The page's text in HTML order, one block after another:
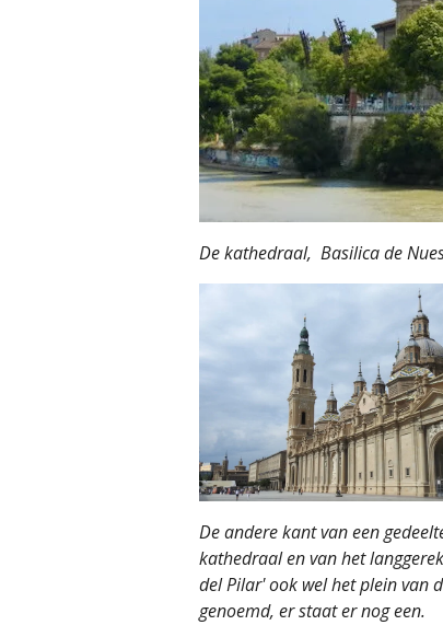
De kathedraal, Basilica de
De andere kant van een
kathedraal en van het
del Pilar' ook wel het plein van
genoemd, er staat er nog een.